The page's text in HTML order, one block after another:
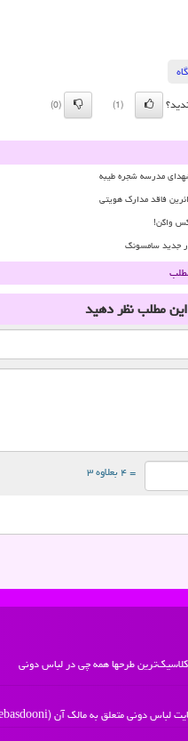
(1)
(0)
مدرسه شجره طیبه
فاقد مدارک هویتی
واگن!
جدید سامسونگ
مطلبنظر دهید
= ۴ بعلاوه ۳
طرحها همه چی در لباس دونی